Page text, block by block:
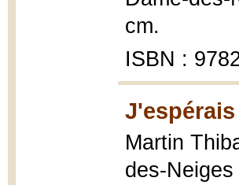
cm.
ISBN :
Martin
des-